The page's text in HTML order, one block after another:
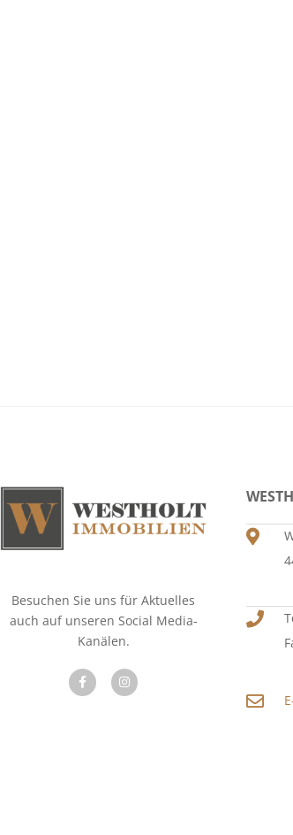
Besuchen Sie uns für Aktuelles
auch auf unseren Social Media-
Kanälen.